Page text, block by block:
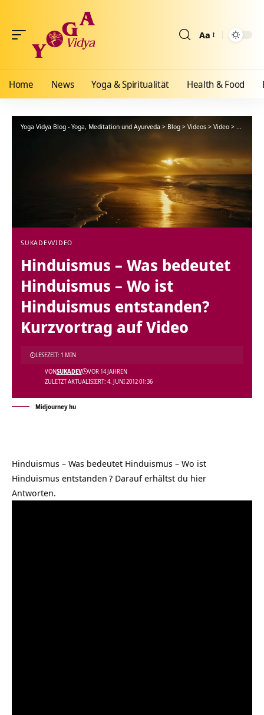
Aa
Home News Yoga & Spiritualität Health & Food
Yoga Vidya Blog - Yoga, Meditation und Ayurveda > Blog > Videos > Video >
SUKADEVVIDEO
Hinduismus – Was bedeutet
Hinduismus – Wo ist
Hinduismus entstanden?
Kurzvortrag auf Video
ZULETZT AKTUALISIERT: 4. JUNI 2012 01:36
VONSUKADEV VOR 14 JAHREN
LESEZEIT: 1 MIN
Midjourney hu
Hinduismus – Was bedeutet Hinduismus – Wo ist
Hinduismus entstanden ? Darauf erhältst du hier
Antworten.